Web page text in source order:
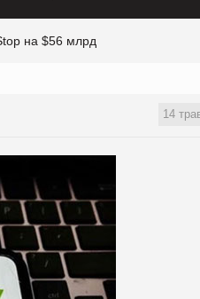
на $56 млрд
14